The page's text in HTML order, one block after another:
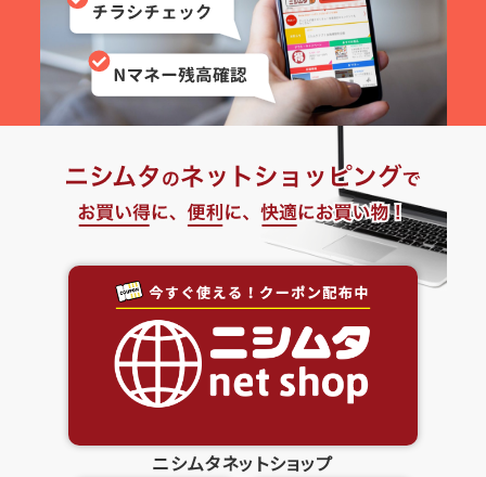
ニシムタネットショップ